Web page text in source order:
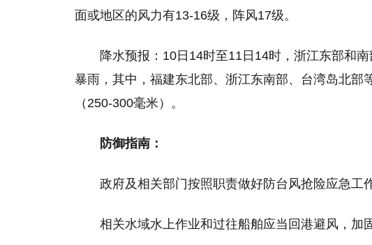
面或地区的风力有13-16级，阵风17级。
降水预报：10日14时至11日14时，浙江东部和
暴雨，其中，福建东北部、浙江东南部、台湾岛北部
（250-300毫米）。
防御指南：
政府及相关部门按照职责做好防台风抢险应急工作
相关水域水上作业和过往船舶应当回港避风，加